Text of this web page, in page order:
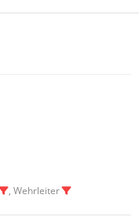
, Wehrleiter